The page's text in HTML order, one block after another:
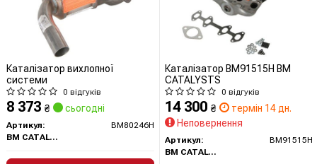
Каталізатор вихлопної
системи
0 відгуків
8 373 ₴ сьогодні
Артикул:
BM80246H
BM CATALYSTS
Каталізатор BM91515H BM
CATALYSTS
0 відгуків
14 300 ₴
термін 14 дн.
Неповернення
Артикул:
BM91515H
BM CATALYSTS